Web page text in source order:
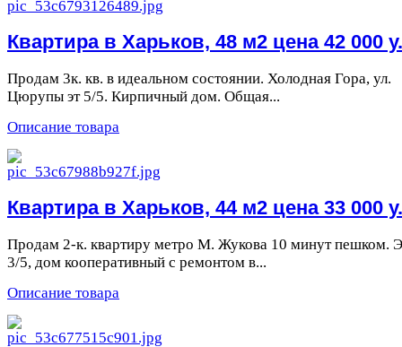
Квартира в Харьков, 48 м2 цена 42 000
Продам 3к. кв. в идеальном состоянии. Холодная Гора, ул.
Цюрупы эт 5/5. Кирпичный дом. Общая...
Описание товара
Квартира в Харьков, 44 м2 цена 33 000
Продам 2-к. квартиру метро М. Жукова 10 минут пешком.
3/5, дом кооперативный с ремонтом в...
Описание товара